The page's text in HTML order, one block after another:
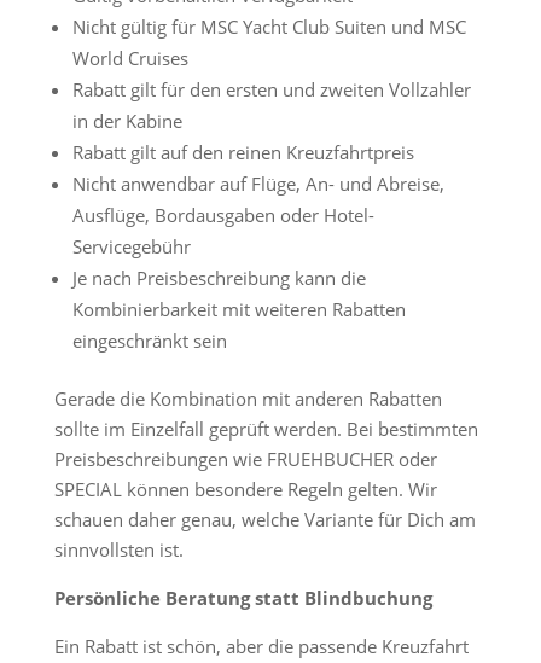
Nicht gültig für MSC Yacht Club Suiten und MSC
World Cruises
Rabatt gilt für den ersten und zweiten Vollzahler
in der Kabine
Rabatt gilt auf den reinen Kreuzfahrtpreis
Nicht anwendbar auf Flüge, An- und Abreise,
Ausflüge, Bordausgaben oder Hotel-
Servicegebühr
Je nach Preisbeschreibung kann die
Kombinierbarkeit mit weiteren Rabatten
eingeschränkt sein
Gerade die Kombination mit anderen Rabatten
sollte im Einzelfall geprüft werden. Bei bestimmten
Preisbeschreibungen wie FRUEHBUCHER oder
SPECIAL können besondere Regeln gelten. Wir
schauen daher genau, welche Variante für Dich am
sinnvollsten ist.
Persönliche Beratung statt Blindbuchung
Ein Rabatt ist schön, aber die passende Kreuzfahrt